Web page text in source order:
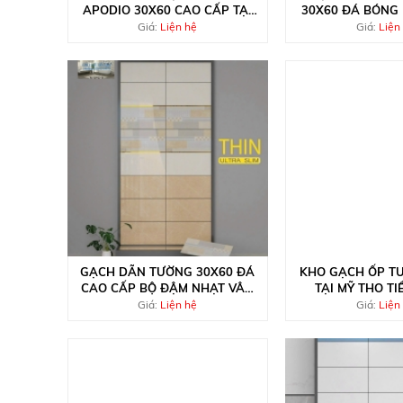
APODIO 30X60 CAO CẤP TẠI
CẦN THƠ
Giá: Liện hệ
30X60 ĐÁ BÓNG
ĐEN
Giá: Liện
GẠCH DÃN TƯỜNG 30X60 ĐÁ
CAO CẤP BỘ ĐẬM NHẠT VÂN
VÀNG
Giá: Liện hệ
KHO GẠCH ỐP
TẠI MỸ THO
Giá: Liện